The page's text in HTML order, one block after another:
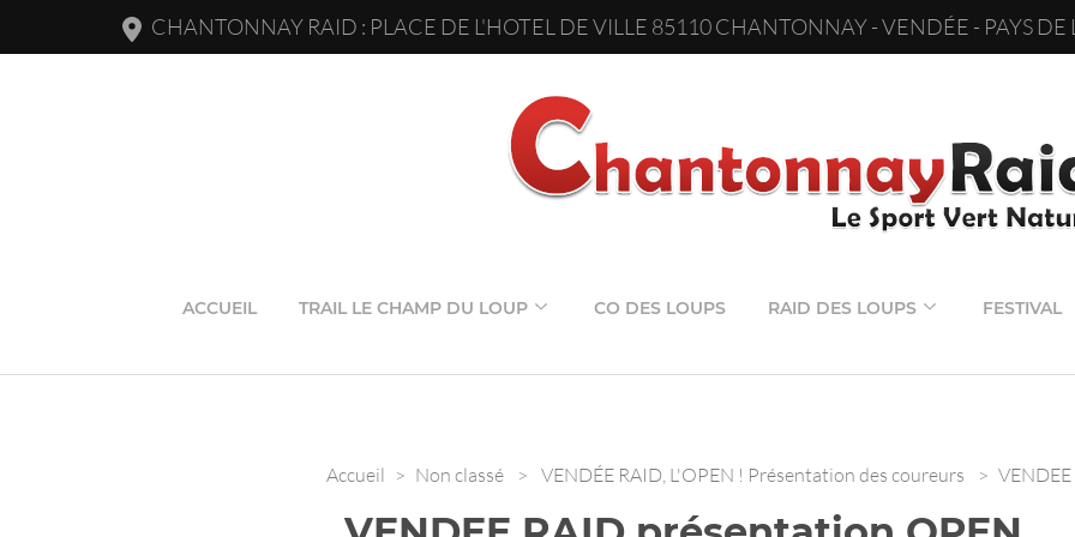
CHANTONNAY RAID : PLACE DE L'HOTEL DE VILLE 85110 CHANTONNAY - VENDÉE - PAYS DE
ACCUEIL TRAIL LE CHAMP DU LOUP CO DES LOUPS RAID DES LOUPS FESTIVAL
Accueil > Non classé > VENDÉE RAID, L'OPEN ! Présentation des coureurs >